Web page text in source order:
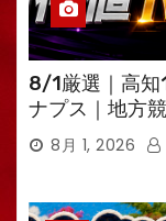
8/1厳選｜高知
ナプス｜地方
8月 1, 2026